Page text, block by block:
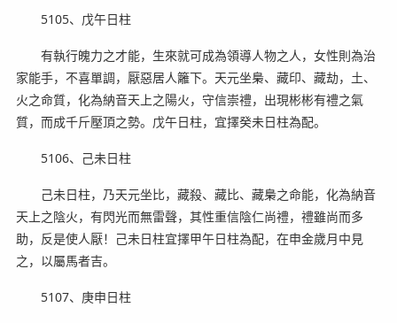
5105、戊午日柱
有執行魄力之才能，生來就可成為領導人物之人，女性則為治
家能手，不喜單調，厭惡居人籬下。天元坐梟、藏印、藏劫，土、
火之命質，化為納音天上之陽火，守信崇禮，出現彬彬有禮之氣
質，而成千斤壓頂之勢。戊午日柱，宜擇癸未日柱為配。
5106、己未日柱
己未日柱，乃天元坐比，藏殺、藏比、藏梟之命能，化為納音
天上之陰火，有閃光而無雷聲，其性重信陰仁尚禮，禮雖尚而多
助，反是使人厭！己未日柱宜擇甲午日柱為配，在申金歲月中見
之，以屬馬者吉。
5107、庚申日柱